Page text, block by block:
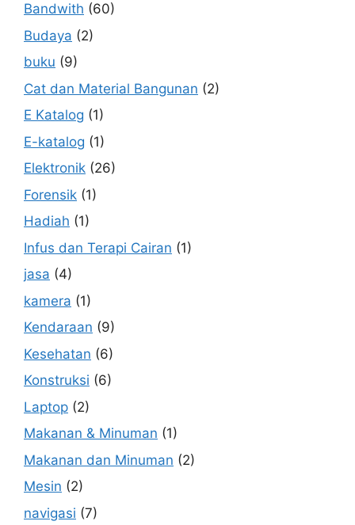
Bandwith (60)
Budaya (2)
buku (9)
Cat dan Material Bangunan (2)
E Katalog (1)
E-katalog (1)
Elektronik (26)
Forensik (1)
Hadiah (1)
Infus dan Terapi Cairan (1)
jasa (4)
kamera (1)
Kendaraan (9)
Kesehatan (6)
Konstruksi (6)
Laptop (2)
Makanan & Minuman (1)
Makanan dan Minuman (2)
Mesin (2)
navigasi (7)